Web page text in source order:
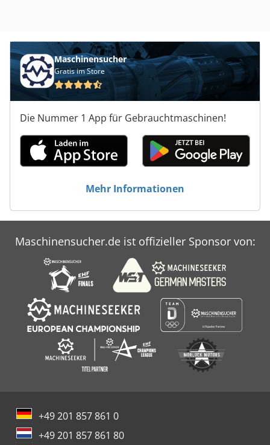
Maschinensucher
Gratis im Store
Die Nummer 1 App für Gebrauchtmaschinen!
Mehr Informationen
Maschinensucher.de ist offizieller Sponsor von:
+49 201 857 861 0
+49 201 857 861 80